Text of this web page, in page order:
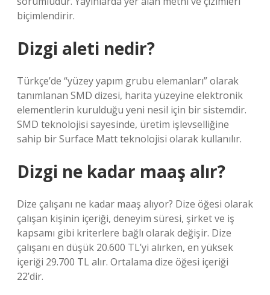
biçimlendirir.
Dizgi aleti nedir?
Türkçe’de “yüzey yapım grubu elemanları” olarak
tanımlanan SMD dizesi, harita yüzeyine elektronik
elementlerin kurulduğu yeni nesil için bir sistemdir.
SMD teknolojisi sayesinde, üretim işlevselliğine
sahip bir Surface Matt teknolojisi olarak kullanılır.
Dizgi ne kadar maaş alır?
Dize çalışanı ne kadar maaş alıyor? Dize öğesi olarak
çalışan kişinin içeriği, deneyim süresi, şirket ve iş
kapsamı gibi kriterlere bağlı olarak değişir. Dize
çalışanı en düşük 20.600 TL’yi alırken, en yüksek
içeriği 29.700 TL alır. Ortalama dize öğesi içeriği
22’dir.